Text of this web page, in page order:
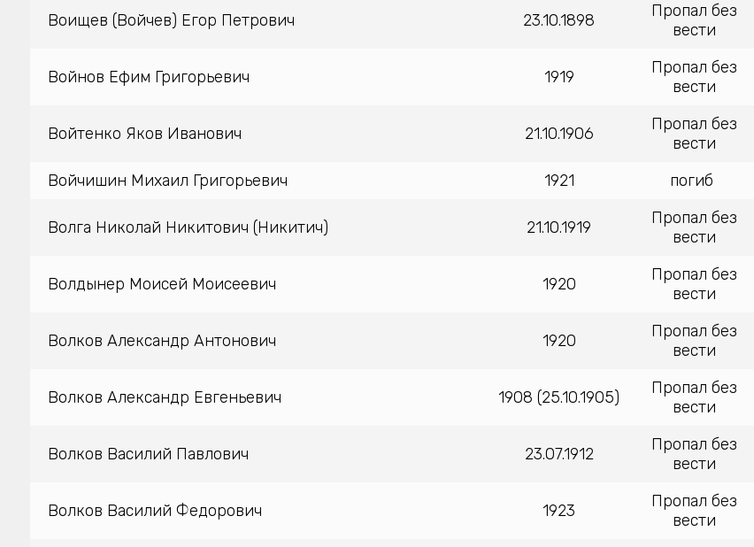
Воищев (Войчев) Егор Петрович 23.10.1898
Пропал без
вести
Войнов Ефим Григорьевич 1919
Пропал без
вести
Войтенко Яков Иванович 21.10.1906
Пропал без
вести
Войчишин Михаил Григорьевич 1921 погиб
Волга Николай Никитович (Никитич) 21.10.1919
Пропал без
вести
Волдынер Моисей Моисеевич 1920
Пропал без
вести
Волков Александр Антонович 1920
Пропал без
вести
Волков Александр Евгеньевич 1908 (25.10.1905)
Пропал без
вести
Волков Василий Павлович 23.07.1912
Пропал без
вести
Волков Василий Федорович 1923
Пропал без
вести